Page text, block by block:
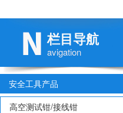
栏目导航
avigation
安全工具产品
高空测试钳/接线钳